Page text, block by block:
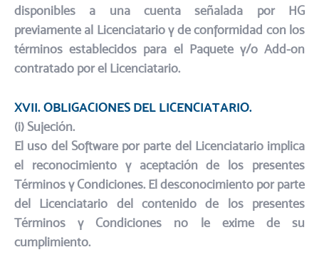
disponibles a una cuenta señalada por HG
previamente al Licenciatario y de conformidad con los
términos establecidos para el Paquete y/o Add-on
contratado por el Licenciatario.
XVII. OBLIGACIONES DEL LICENCIATARIO.
​(i) Sujeción.​
El uso del Software por parte del Licenciatario implica
el reconocimiento y aceptación de los presentes
Términos y Condiciones. El desconocimiento por parte
del Licenciatario del contenido de los presentes
Términos y Condiciones no le exime de su
cumplimiento.​